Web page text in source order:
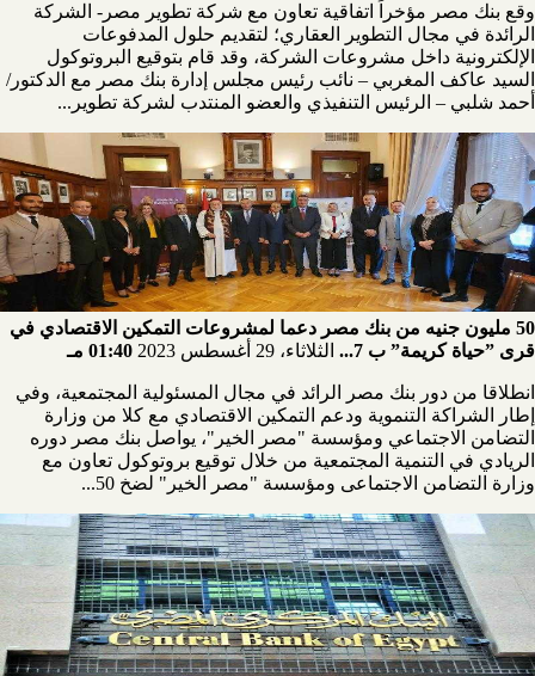
وقع بنك مصر مؤخراً اتفاقية تعاون مع شركة تطوير مصر- الشركة
الرائدة في مجال التطوير العقاري؛ لتقديم حلول المدفوعات
الإلكترونية داخل مشروعات الشركة، وقد قام بتوقيع البروتوكول
السيد عاكف المغربي – نائب رئيس مجلس إدارة بنك مصر مع الدكتور/
أحمد شلبي – الرئيس التنفيذي والعضو المنتدب لشركة تطوير...
50 مليون جنيه من بنك مصر دعما لمشروعات التمكين الاقتصادي في
قرى ”حياة كريمة” ب 7...
الثلاثاء، 29 أغسطس 2023 01:40 مـ
انطلاقا من دور بنك مصر الرائد في مجال المسئولية المجتمعية، وفي
إطار الشراكة التنموية ودعم التمكين الاقتصادي مع كلا من وزارة
التضامن الاجتماعي ومؤسسة "مصر الخير"، يواصل بنك مصر دوره
الريادي في التنمية المجتمعية من خلال توقيع بروتوكول تعاون مع
وزارة التضامن الاجتماعى ومؤسسة "مصر الخير" لضخ 50...